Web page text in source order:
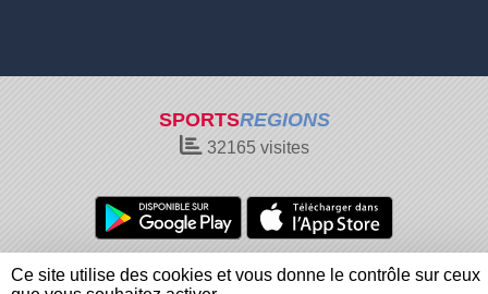
SPORTSREGIONS
32165visites
Charte cookies
Gestion des cookies
Ce site utilise des cookies et vous donne le contrôle sur ceux